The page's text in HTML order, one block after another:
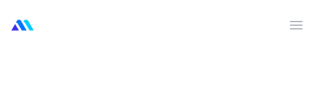
MarktMentor